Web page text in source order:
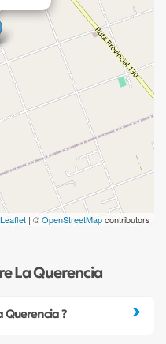
Leaflet | ©OpenStreetMapcontributors
La Querencia
Querencia ?